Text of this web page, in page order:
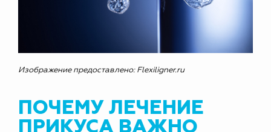
Изображение предоставлено: Flexiligner.ru
ПОЧЕМУ ЛЕЧЕНИЕ
ПРИКУСА ВАЖНО